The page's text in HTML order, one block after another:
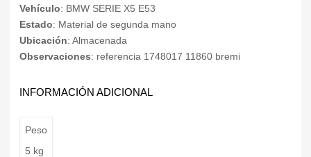
Vehículo: BMW SERIE X5 E53
Estado: Material de segunda mano
Ubicación: Almacenada
Observaciones: referencia 1748017 11860 bremi
INFORMACIÓN ADICIONAL
Peso
5 kg